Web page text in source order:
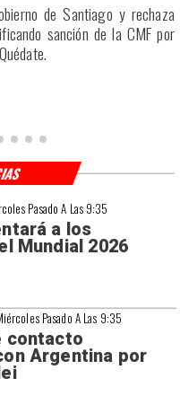
de Santiago y rechaza
sanción de la CMF por
Pasado A Las 9:35
a los
Mundial 2026
Pasado A Las 9:35
contacto
Argentina por